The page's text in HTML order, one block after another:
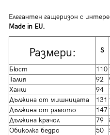
Елегантен гащеризон с
Made in EU.
Размери: S
Бюст 110
Талия
92
Ханш
94
Дължина от мишницата
131
Дължина от рамото
147
Дължина крачол
79
Обиколка бедро
50